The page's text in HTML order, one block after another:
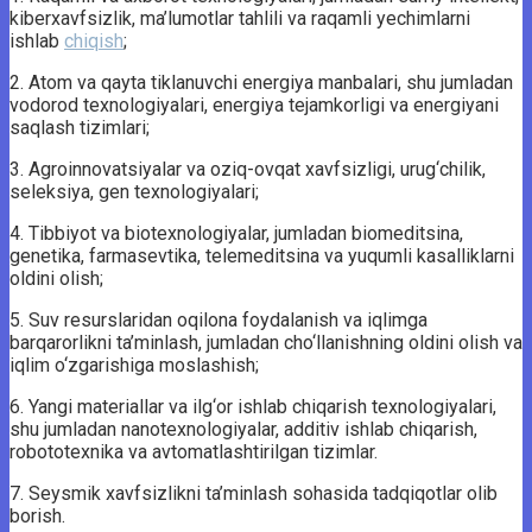
kiberxavfsizlik, ma’lumotlar tahlili va raqamli yechimlarni
ishlab chiqish;
2. Atom va qayta tiklanuvchi energiya manbalari, shu jumladan
vodorod texnologiyalari, energiya tejamkorligi va energiyani
saqlash tizimlari;
3. Agroinnovatsiyalar va oziq-ovqat xavfsizligi, urug‘chilik,
seleksiya, gen texnologiyalari;
4. Tibbiyot va biotexnologiyalar, jumladan biomeditsina,
genetika, farmasevtika, telemeditsina va yuqumli kasalliklarni
oldini olish;
5. Suv resurslaridan oqilona foydalanish va iqlimga
barqarorlikni ta’minlash, jumladan cho‘llanishning oldini olish va
iqlim o‘zgarishiga moslashish;
6. Yangi materiallar va ilg‘or ishlab chiqarish texnologiyalari,
shu jumladan nanotexnologiyalar, additiv ishlab chiqarish,
robototexnika va avtomatlashtirilgan tizimlar.
7. Seysmik xavfsizlikni ta’minlash sohasida tadqiqotlar olib
borish.